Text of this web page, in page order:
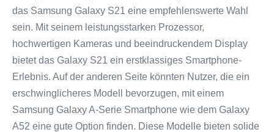
das Samsung Galaxy S21 eine empfehlenswerte Wahl
sein. Mit seinem leistungsstarken Prozessor,
hochwertigen Kameras und beeindruckendem Display
bietet das Galaxy S21 ein erstklassiges Smartphone-
Erlebnis. Auf der anderen Seite könnten Nutzer, die ein
erschwinglicheres Modell bevorzugen, mit einem
Samsung Galaxy A-Serie Smartphone wie dem Galaxy
A52 eine gute Option finden. Diese Modelle bieten solide